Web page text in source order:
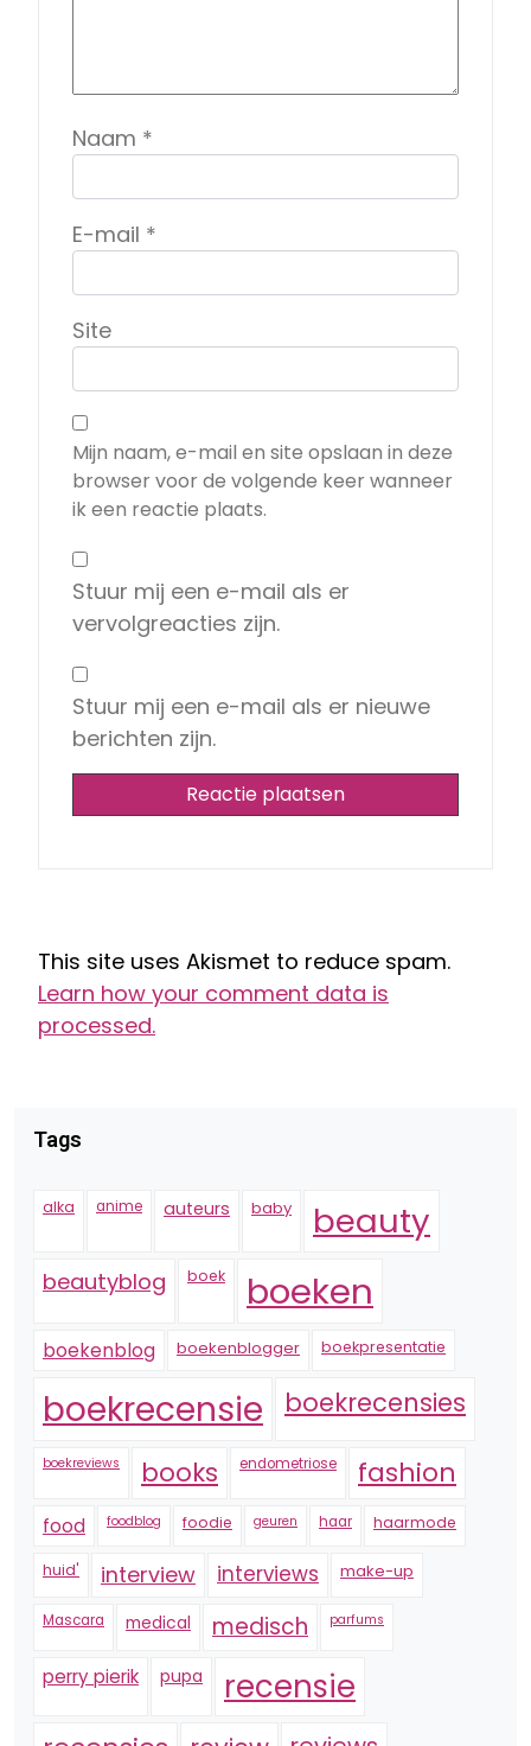
Naam *
E-mail *
Site
Mijn naam, e-mail en site opslaan in deze
browser voor de volgende keer wanneer
ik een reactie plaats.
Stuur mij een e-mail als er
vervolgreacties zijn.
Stuur mij een e-mail als er nieuwe
berichten zijn.
This site uses Akismet to reduce spam.
Learn how your comment data is
processed.
Tags
alka anime auteurs baby beauty
beautyblog boek boeken
boekenblog boekenblogger boekpresentatie
boekrecensie boekrecensies
boekreviews books endometriose fashion
food foodblog foodie geuren haar haarmode
huid' interview interviews make-up
Mascara medical medisch parfums
perry pierik pupa recensie